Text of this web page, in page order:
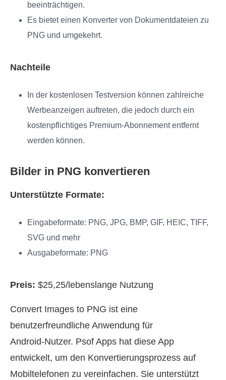
beeinträchtigen.
Es bietet einen Konverter von Dokumentdateien zu
PNG und umgekehrt.
Nachteile
In der kostenlosen Testversion können zahlreiche
Werbeanzeigen auftreten, die jedoch durch ein
kostenpflichtiges Premium-Abonnement entfernt
werden können.
Bilder in PNG konvertieren
Unterstützte Formate:
Eingabeformate: PNG, JPG, BMP, GIF, HEIC, TIFF,
SVG und mehr
Ausgabeformate: PNG
Preis: $25,25/lebenslange Nutzung
Convert Images to PNG ist eine
benutzerfreundliche Anwendung für
Android‑Nutzer. Psof Apps hat diese App
entwickelt, um den Konvertierungsprozess auf
Mobiltelefonen zu vereinfachen. Sie unterstützt